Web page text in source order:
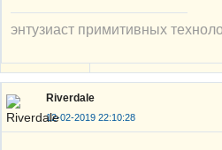
энтузиаст примитивных
Riverdale
12-02-2019 22:10:28